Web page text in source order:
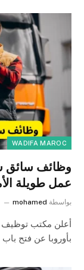
WADIFA MAROC
وظائف سائق
عمل طويلة
بواسطة mohamed
أعلن مكتب توظيف
بأوروبا عن فتح